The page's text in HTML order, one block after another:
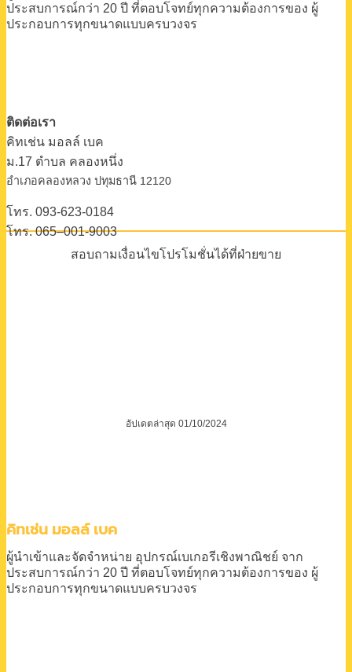
ประสบการณ์กว่า 20 ปี ที่ตอบโจทย์ทุกความต้องการของ ผู้
ประกอบการทุกขนาดแบบครบวงจร
ติดต่อเรา
คิทเช่น มอลล์ เบค
ม.17 ตําบล คลองหนึ่ง
อําเภอคลองหลวง ปทุมธานี 12120
โทร. 093-623-0184
โทร. 065–001-9003
สอบถามเงื่อนไขโปรโมชั่นได้ที่ฝ่ายขาย
อัปเดตล่าสุด 01/10/2024
คิทเช่น มอลล์ เบค
ผู้นำเข้าและจัดจำหน่าย อุปกรณ์เบเกอรีเชิงพาณิชย์ จาก
ประสบการณ์กว่า 20 ปี ที่ตอบโจทย์ทุกความต้องการของ ผู้
ประกอบการทุกขนาดแบบครบวงจร